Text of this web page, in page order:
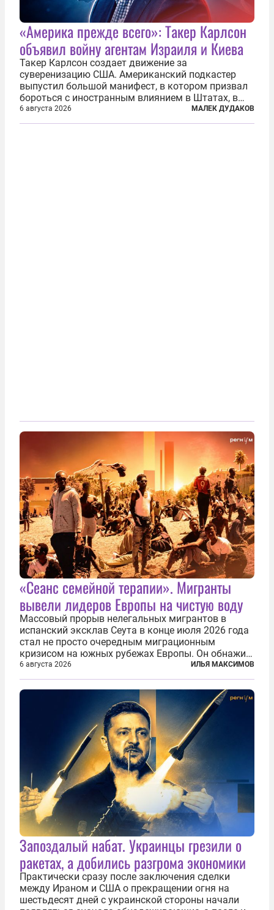
«Америка прежде всего»: Такер Карлсон
объявил войну агентам Израиля и Киева
Такер Карлсон создает движение за
суверенизацию США. Американский подкастер
выпустил большой манифест, в котором призвал
бороться с иностранным влиянием в Штатах, в
первую очередь имея в виду Израиль. А также
прекратить заморские войны, выплатить
6 августа 2026 МАЛЕК ДУДАКОВ
«Сеанс семейной терапии». Мигранты
вывели лидеров Европы на чистую воду
Массовый прорыв нелегальных мигрантов в
испанский эксклав Сеута в конце июля 2026 года
стал не просто очередным миграционным
кризисом на южных рубежах Европы. Он обнажил
фундаментальный раскол внутри Евросоюза,
продемонстрировав, что десятилетиями
выстраивавшаяся миграционная политика ЕС
6 августа 2026 ИЛЬЯ МАКСИМОВ
Запоздалый набат. Украинцы грезили о
ракетах, а добились разгрома экономики
Практически сразу после заключения сделки
между Ираном и США о прекращении огня на
шестьдесят дней с украинской стороны начали